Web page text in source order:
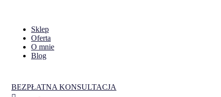
Sklep
Oferta
O mnie
Blog
BEZPŁATNA KONSULTACJA